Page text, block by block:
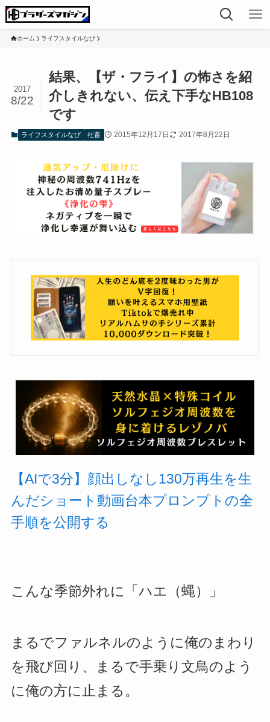
ホーム ライフスタイルなび
結果、【ザ・フライ】の怖さを紹
介しきれない、伝え下手なHB108
です
2017
8/22
ライフスタイルなび 社畜 2015年12月17日 2017年8月22日
【AIで3分】顔出しなし130万再生を生
んだショート動画台本プロンプトの全
手順を公開する
こんな季節外れに「ハエ（蝿）」
まるでファルネルのように俺のまわり
を飛び回り、まるで手乗り文鳥のよう
に俺の方に止まる。